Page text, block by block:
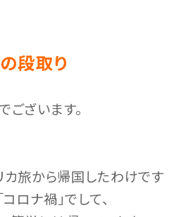
段取り
ございます。
カ旅から帰国したわけです
ロナ禍」でして、